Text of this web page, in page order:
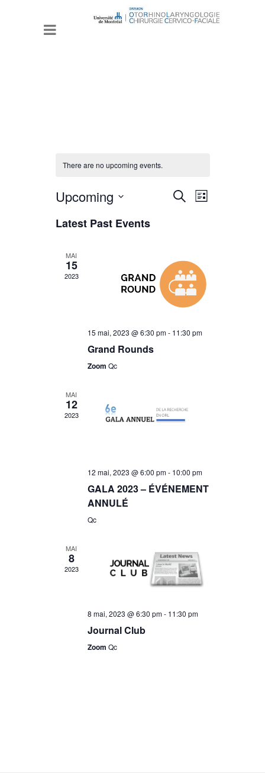
There are no upcoming events.
Events
Navigation
SearchEvent
Liste
Upcoming
date.
Latest Past Events
MAI
15
2023
15 mai, 2023 @ 6:30 pm- 11:30 pm
Grand Rounds
Zoom Qc
MAI
12
2023
12 mai, 2023 @ 6:00 pm- 10:00 pm
GALA 2023 – ÉVÉNEMENT
ANNULÉ
Qc
MAI
8
2023
8 mai, 2023 @ 6:30 pm- 11:30 pm
Journal Club
Zoom Qc